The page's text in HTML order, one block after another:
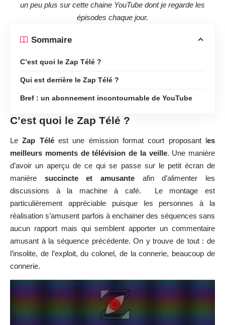
un peu plus sur cette chaine YouTube dont je regarde les
épisodes chaque jour.
Sommaire
C’est quoi le Zap Télé ?
Qui est derrière le Zap Télé ?
Bref : un abonnement incontournable de YouTube
C’est quoi le Zap Télé ?
LeZap Téléest une émission format court proposant les
meilleurs moments de télévision de la veille. Une manière
d’avoir un aperçu de ce qui se passe sur le petit écran de
manière succincte et amusante afin d’alimenter les
discussions à la machine à café. Le montage est
particulièrement appréciable puisque les personnes à la
réalisation s’amusent parfois à enchainer des séquences sans
aucun rapport mais qui semblent apporter un commentaire
amusant à la séquence précédente. On y trouve de tout : de
l’insolite, de l’exploit, du colonel, de la connerie, beaucoup de
connerie.